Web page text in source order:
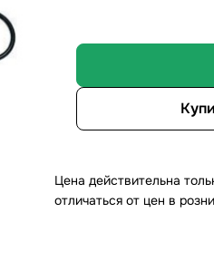
Цена действительна
отличаться от цен в